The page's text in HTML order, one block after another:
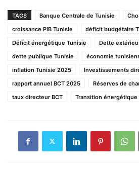
TAGS Banque Centrale de Tunisie
croissance PIB Tunisie
déficit budgétaire
Déficit énergétique Tunisie
Dette
dette publique Tunisie
économie
inflation Tunisie 2025
Investissements
rapport annuel BCT 2025
Réserves de
taux directeur BCT
Transition énergétique